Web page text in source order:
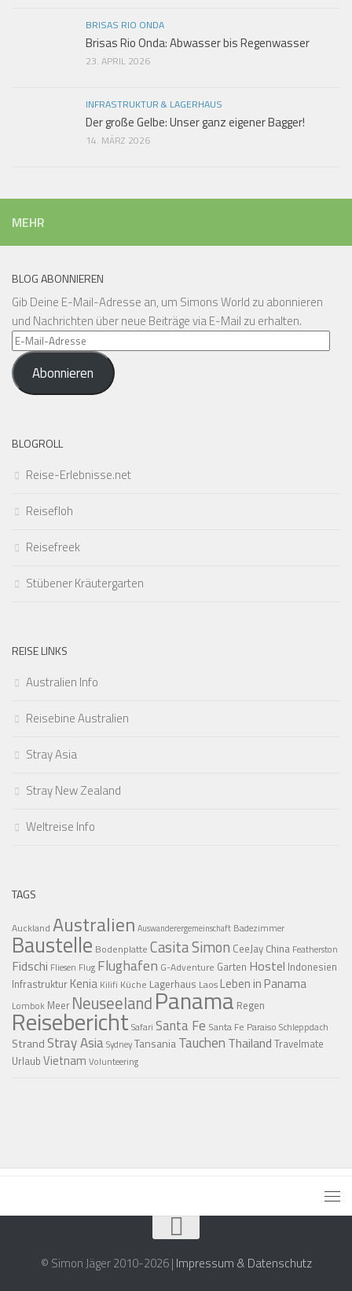
BRISAS RIO ONDA
Brisas Rio Onda: Abwasser bis Regenwasser
23. APRIL 2026
INFRASTRUKTUR & LAGERHAUS
Der große Gelbe: Unser ganz eigener Bagger!
14. MÄRZ 2026
MEHR
BLOG ABONNIEREN
Gib Deine E-Mail-Adresse an, um Simons World zu abonnieren
und Nachrichten über neue Beiträge via E-Mail zu erhalten.
E-
Mail-
AdresseAbonnieren
BLOGROLL
Reise-Erlebnisse.net
Reisefloh
Reisefreek
Stübener Kräutergarten
REISE LINKS
Australien Info
Reisebine Australien
Stray Asia
Stray New Zealand
Weltreise Info
TAGS
Auckland Australien Auswanderergemeinschaft Badezimmer
Baustelle Bodenplatte Casita Simon CeeJay China Featherston
Fidschi Fliesen Flug Flughafen G-Adventure Garten Hostel Indonesien
Infrastruktur Kenia Kilifi Küche Lagerhaus Laos Leben in Panama
Lombok Meer NeuseelandPanama Regen
Reisebericht Safari Santa Fe Santa Fe Paraiso Schleppdach
Strand Stray AsiaSydneyTansaniaTauchen Thailand Travelmate
Urlaub Vietnam Volunteering
© Simon Jäger 2010-2026 | Impressum & Datenschutz